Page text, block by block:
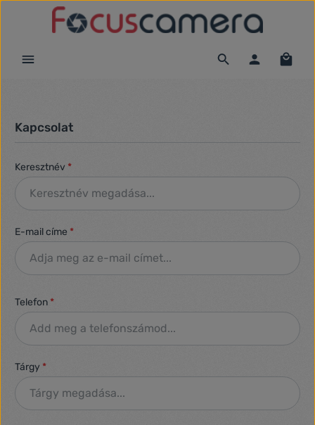
Ugrás a fő tartalomra
Kapcsolat
Keresztnév *
E-mail címe *
Telefon *
Tárgy *